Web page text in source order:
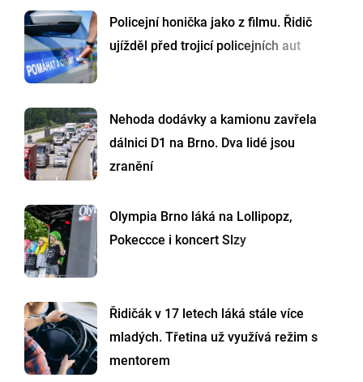
Policejní honička jako z filmu. Řidič
ujížděl před trojicí policejních aut
Nehoda dodávky a kamionu zavřela
dálnici D1 na Brno. Dva lidé jsou
zranění
Olympia Brno láká na Lollipopz,
Pokeccce i koncert Slzy
Řidičák v 17 letech láká stále více
mladých. Třetina už využívá režim s
mentorem